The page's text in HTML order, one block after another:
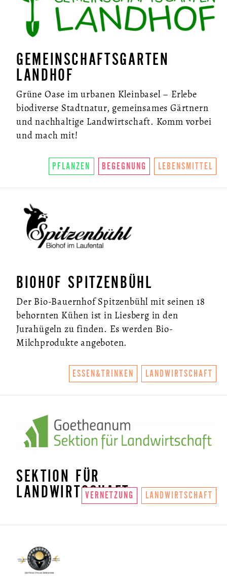
GEMEINSCHAFTSGARTEN
LANDHOF
Grüne Oase im urbanen Kleinbasel – Erlebe
biodiverse Stadtnatur, gemeinsames Gärtnern
und nachhaltige Landwirtschaft. Komm vorbei
und mach mit!
PFLANZEN BEGEGNUNG LEBENSMITTEL
BIOHOF SPITZENBÜHL
Der Bio-Bauernhof Spitzenbühl mit seinen 18
behornten Kühen ist in Liesberg in den
Jurahügeln zu finden. Es werden Bio-
Milchprodukte angeboten.
ESSEN&TRINKEN LANDWIRTSCHAFT
SEKTION FÜR
LANDWIRTSCHAFT
VERNETZUNG LANDWIRTSCHAFT